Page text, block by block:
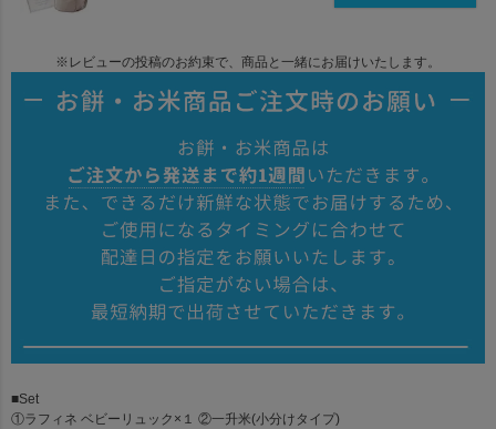
※レビューの投稿のお約束で、商品と一緒にお届けいたします。
■Set
①ラフィネ ベビーリュック×１ ②一升米(小分けタイプ)